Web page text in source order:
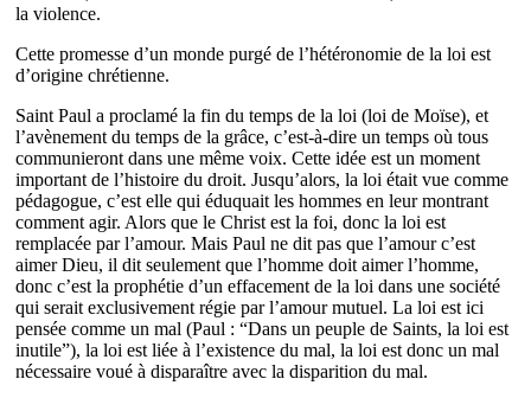
la violence.
Cette promesse d’un monde purgé de l’hétéronomie de la loi est
d’origine chrétienne.
Saint Paul a proclamé la fin du temps de la loi (loi de Moïse), et
l’avènement du temps de la grâce, c’est-à-dire un temps où tous
communieront dans une même voix. Cette idée est un moment
important de l’histoire du droit. Jusqu’alors, la loi était vue comme
pédagogue, c’est elle qui éduquait les hommes en leur montrant
comment agir. Alors que le Christ est la foi, donc la loi est
remplacée par l’amour. Mais Paul ne dit pas que l’amour c’est
aimer Dieu, il dit seulement que l’homme doit aimer l’homme,
donc c’est la prophétie d’un effacement de la loi dans une société
qui serait exclusivement régie par l’amour mutuel. La loi est ici
pensée comme un mal (Paul : “Dans un peuple de Saints, la loi est
inutile”), la loi est liée à l’existence du mal, la loi est donc un mal
nécessaire voué à disparaître avec la disparition du mal.